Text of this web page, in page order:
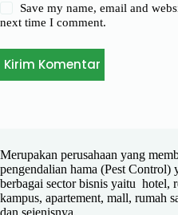
Save my name, email and
next time I comment.
Kirim Komentar
Merupakan perusahaan yang
pengendalian hama (Pest Control)
berbagai sector bisnis yaitu hotel,
kampus, apartement, mall, rumah